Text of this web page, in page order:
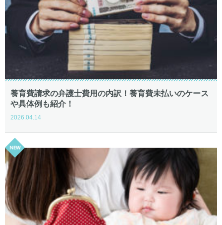
養育費請求の弁護士費用の内訳！養育費未払いのケース
や具体例も紹介！
2026.04.14